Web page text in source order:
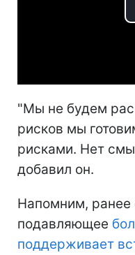
"Мы не будем
рисков мы
рисками. Нет
добавил он.
Напомним, ранее
подавляющее
поддерживает